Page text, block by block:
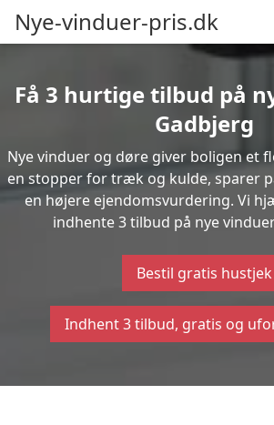
Nye-vinduer-pris.dk
Få 3 hurtige tilbud på
Gadbjerg
Nye vinduer og døre giver boligen et
en stopper for træk og kulde, sparer
en højere ejendomsvurdering. Vi
indhente 3 tilbud på nye
Bestil gratis hustjek
Indhent 3 tilbud, gratis og